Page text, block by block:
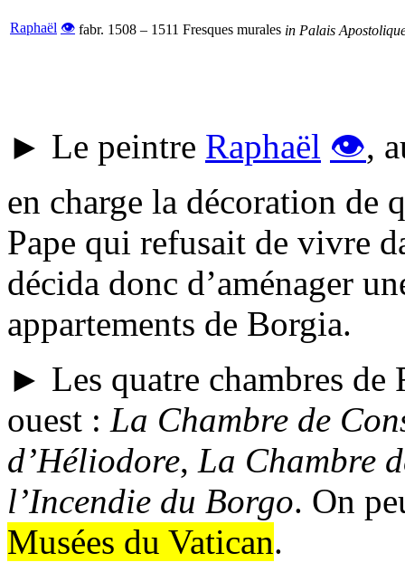
Raphaël 👁 fabr. 1508 – 1511 Fresques murales in Palais
► Le peintre Raphaël 👁,
en charge la décoration de
Pape qui refusait de vivre
décida donc d’aménager
appartements de Borgia.
► Les quatre chambres de
ouest : La Chambre de
d’Héliodore, La Chambre
l’Incendie du Borgo. On
Musées du Vatican.